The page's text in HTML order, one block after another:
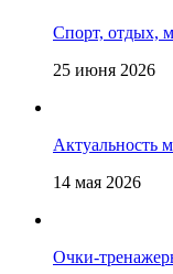
Спорт, отдых,
25 июня 2026
Актуальность
14 мая 2026
Очки-